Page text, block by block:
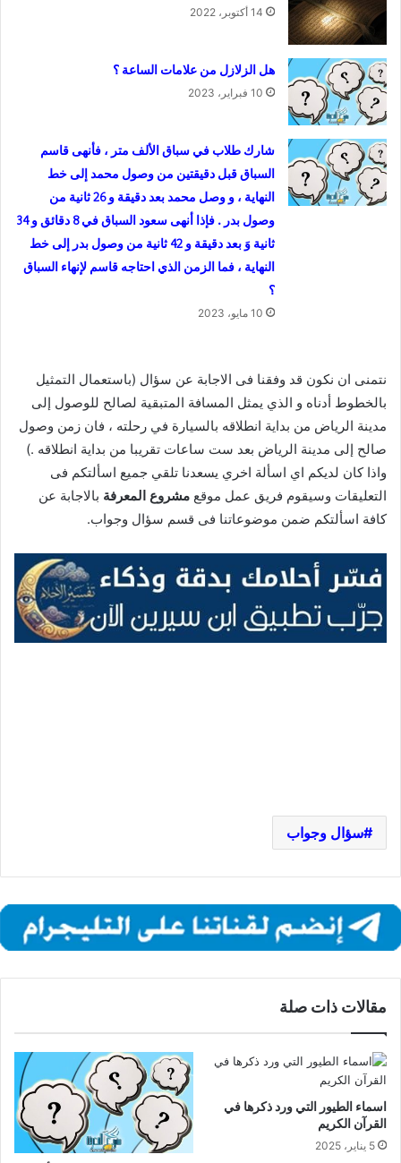
14 أكتوبر، 2022
هل الزلازل من علامات الساعة ؟
10 فبراير، 2023
شارك طلاب في سباق الألف متر ، فأنهى قاسم
السباق قبل دقيقتين من وصول محمد إلى خط
النهاية ، و وصل محمد بعد دقيقة و 26 ثانية من
وصول بدر . فإذا أنهى سعود السباق في 8 دقائق و 34
ثانية وَ بعد دقيقة و 42 ثانية من وصول بدر إلى خط
النهاية ، فما الزمن الذي احتاجه قاسم لإنهاء السباق
؟
10 مايو، 2023
نتمنى ان نكون قد وفقنا فى الاجابة عن سؤال (باستعمال التمثيل
بالخطوط أدناه و الذي يمثل المسافة المتبقية لصالح للوصول إلى
مدينة الرياض من بداية انطلاقه بالسيارة في رحلته ، فان زمن وصول
صالح إلى مدينة الرياض بعد ست ساعات تقريبا من بداية انطلاقه .)
واذا كان لديكم اي اسألة اخري يسعدنا تلقي جميع اسألتكم فى
التعليقات وسيقوم فريق عمل موقع مشروع المعرفة بالاجابة عن
كافة اسألتكم ضمن موضوعاتنا فى قسم سؤال وجواب.
سؤال وجواب
مقالات ذات صلة
اسماء الطيور التي ورد ذكرها في
القرآن الكريم
5 يناير، 2025